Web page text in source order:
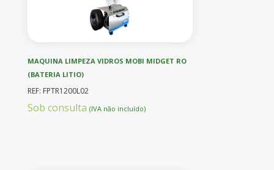
MAQUINA LIMPEZA VIDROS MOBI MIDGET RO
(BATERIA LITIO)
REF: FPTR1200L02
Sob consulta (IVA não incluído)